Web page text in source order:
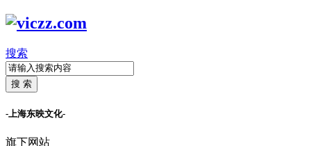
搜索
搜 索
-上海东映文化-
旗下网站